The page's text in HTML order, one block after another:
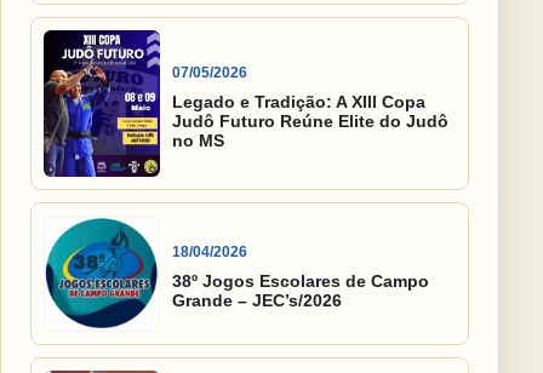
07/05/2026
Legado e Tradição: A XIII Copa
Judô Futuro Reúne Elite do Judô
no MS
18/04/2026
38º Jogos Escolares de Campo
Grande – JEC’s/2026